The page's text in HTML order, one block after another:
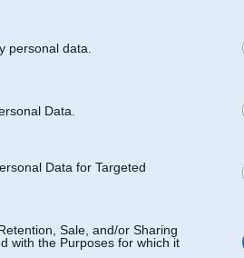
personal data.
Data.
Data for Targeted
Sale, and/or Sharing
with the Purposes for which it